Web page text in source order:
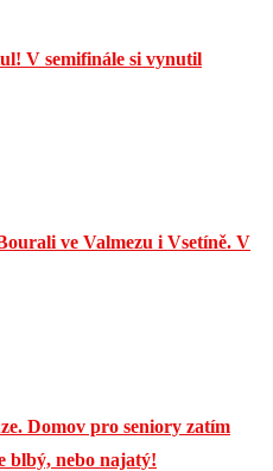
V semifinále si vynutil
ve Valmezu i Vsetíně. V
Domov pro seniory zatím
blbý, nebo najatý!